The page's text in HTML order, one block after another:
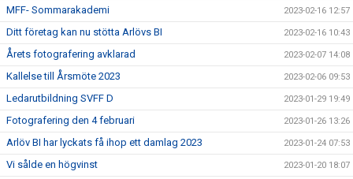
MFF- Sommarakademi 2023-02-16 12:57
Ditt företag kan nu stötta Arlövs BI 2023-02-16 10:43
Årets fotografering avklarad 2023-02-07 14:08
Kallelse till Årsmöte 2023 2023-02-06 09:53
Ledarutbildning SVFF D 2023-01-29 19:49
Fotografering den 4 februari 2023-01-26 13:26
Arlöv BI har lyckats få ihop ett damlag 2023 2023-01-24 07:53
Vi sålde en högvinst 2023-01-20 18:07